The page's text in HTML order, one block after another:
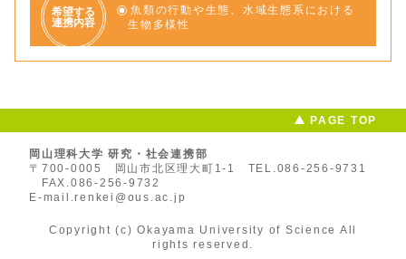
希望する
連携内容
魚類の行動や生態、水域生態系における
生物多様性
PAGE TOP
岡山理科大学 研究・社会連携部
〒700-0005 岡山市北区理大町1-1
TEL.086-256-9731
FAX.086-256-9732
E-mail.renkei@ous.ac.jp
Copyright (c) Okayama University of Science All
rights reserved.